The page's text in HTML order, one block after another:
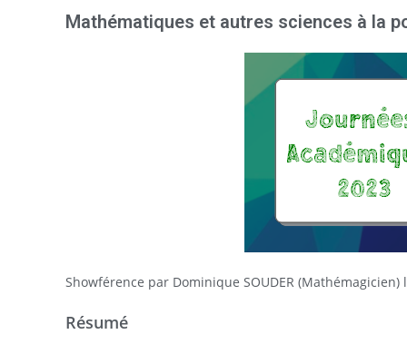
Mathématiques et autres sciences à la
Showférence par Dominique SOUDER
Résumé